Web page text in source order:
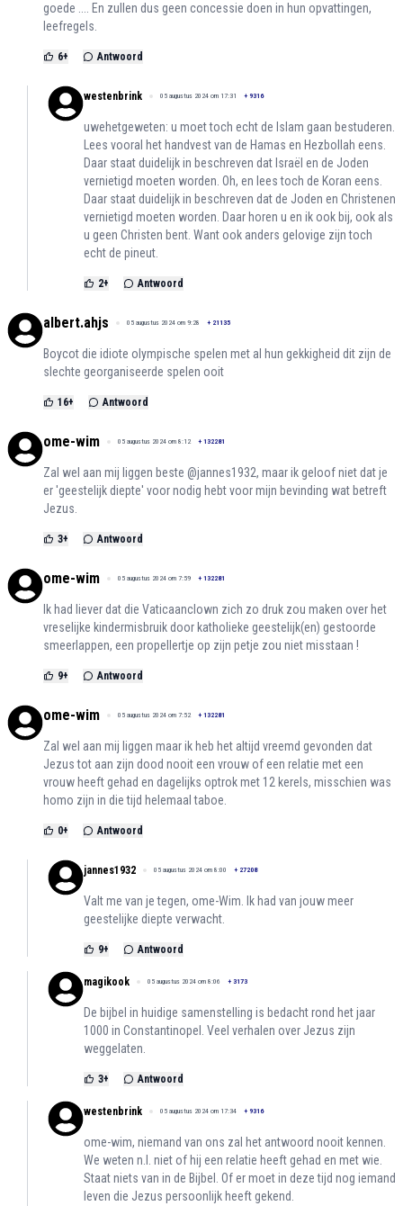
goede .... En zullen dus geen concessie doen in hun opvattingen,
leefregels.
6+ Antwoord
westenbrink 05 augustus 2024 om 17:31 + 9316
uwehetgeweten: u moet toch echt de Islam gaan bestuderen.
Lees vooral het handvest van de Hamas en Hezbollah eens.
Daar staat duidelijk in beschreven dat Israël en de Joden
vernietigd moeten worden. Oh, en lees toch de Koran eens.
Daar staat duidelijk in beschreven dat de Joden en Christenen
vernietigd moeten worden. Daar horen u en ik ook bij, ook als
u geen Christen bent. Want ook anders gelovige zijn toch
echt de pineut.
2+ Antwoord
albert.ahjs 05 augustus 2024 om 9:28 + 21135
Boycot die idiote olympische spelen met al hun gekkigheid dit zijn de
slechte georganiseerde spelen ooit
16+ Antwoord
ome-wim 05 augustus 2024 om 8:12 + 132281
Zal wel aan mij liggen beste @jannes1932, maar ik geloof niet dat je
er 'geestelijk diepte' voor nodig hebt voor mijn bevinding wat betreft
Jezus.
3+ Antwoord
ome-wim 05 augustus 2024 om 7:59 + 132281
Ik had liever dat die Vaticaanclown zich zo druk zou maken over het
vreselijke kindermisbruik door katholieke geestelijk(en) gestoorde
smeerlappen, een propellertje op zijn petje zou niet misstaan !
9+ Antwoord
ome-wim 05 augustus 2024 om 7:52 + 132281
Zal wel aan mij liggen maar ik heb het altijd vreemd gevonden dat
Jezus tot aan zijn dood nooit een vrouw of een relatie met een
vrouw heeft gehad en dagelijks optrok met 12 kerels, misschien was
homo zijn in die tijd helemaal taboe.
0+ Antwoord
jannes1932 05 augustus 2024 om 8:00 + 27208
Valt me van je tegen, ome-Wim. Ik had van jouw meer
geestelijke diepte verwacht.
9+ Antwoord
magikook 05 augustus 2024 om 8:06 + 3173
De bijbel in huidige samenstelling is bedacht rond het jaar
1000 in Constantinopel. Veel verhalen over Jezus zijn
weggelaten.
3+ Antwoord
westenbrink 05 augustus 2024 om 17:34 + 9316
ome-wim, niemand van ons zal het antwoord nooit kennen.
We weten n.l. niet of hij een relatie heeft gehad en met wie.
Staat niets van in de Bijbel. Of er moet in deze tijd nog iemand
leven die Jezus persoonlijk heeft gekend.